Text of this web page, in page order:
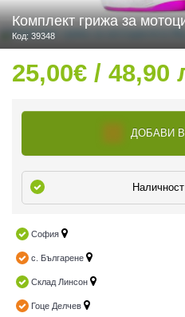
Комплект грижа за
Код: 39348
25,00€ / 48,90
ДОБАВИ
София
с. Българене
Склад Линсон
Гоце Делчев